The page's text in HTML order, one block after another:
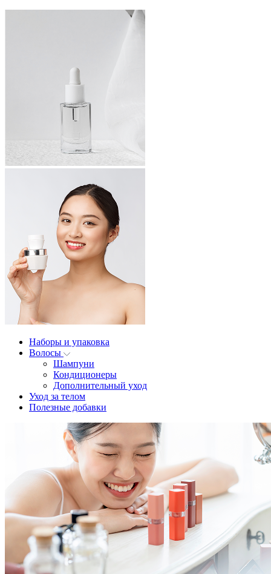
Наборы и упаковка
Волосы
Шампуни
Кондиционеры
Дополнительный уход
Уход за телом
Полезные добавки